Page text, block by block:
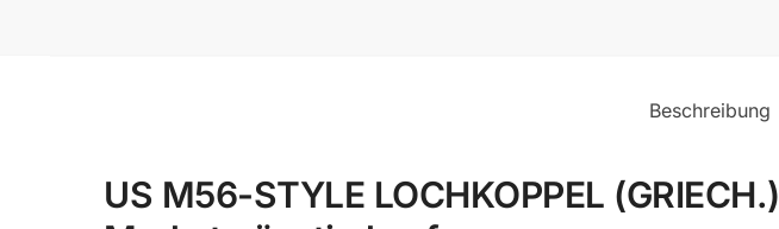
Beschreibung
US M56-STYLE LOCHKOPPEL